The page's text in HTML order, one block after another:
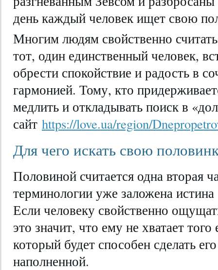
день каждый человек ищет свою
Многим людям свойственно
тот, один единственный человек,
обрести спокойствие и радость в
гармонией. Тому, кто
медлить и откладывать поиск в
сайт https://love.ua/region/
Для чего искать свою
Половиной считается одна вторая
терминологии уже заложена
Если человеку свойственно
это значит, что ему не хватает
который будет способен сделать
наполненной.